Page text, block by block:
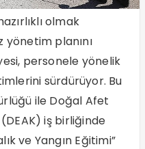
olmak
yönetim planını
personele yönelik
sürdürüyor. Bu
ile Doğal Afet
iş birliğinde
ve Yangın Eğitimi”